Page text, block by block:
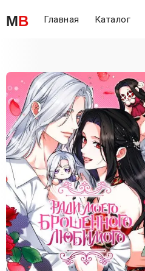
MB Главная Каталог